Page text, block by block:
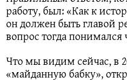
работу, был: «Как к
он должен быть главой
вопрос тогда понимался
Что мы видим сейчас, в
«майданную бабку»,